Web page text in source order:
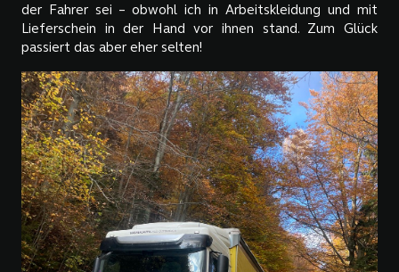
der Fahrer sei – obwohl ich in Arbeitskleidung und mit
Lieferschein in der Hand vor ihnen stand. Zum Glück
passiert das aber eher selten!